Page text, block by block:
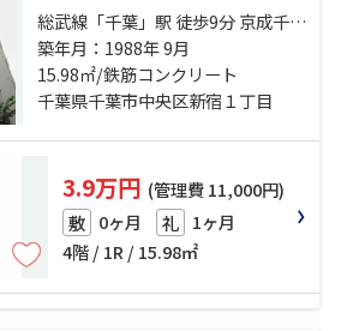
総武線「千葉」駅 徒歩9分 京成千原
線「千葉中央」駅 徒歩6分 外房線
「千葉」駅 徒歩14分
築年月：1988年 9月
15.98㎡/鉄筋コンクリート
千葉県千葉市中央区新宿１丁目
3.9万円 (管理費 11,000円)
敷 0ヶ月 礼 1ヶ月
4階 / 1R / 15.98㎡